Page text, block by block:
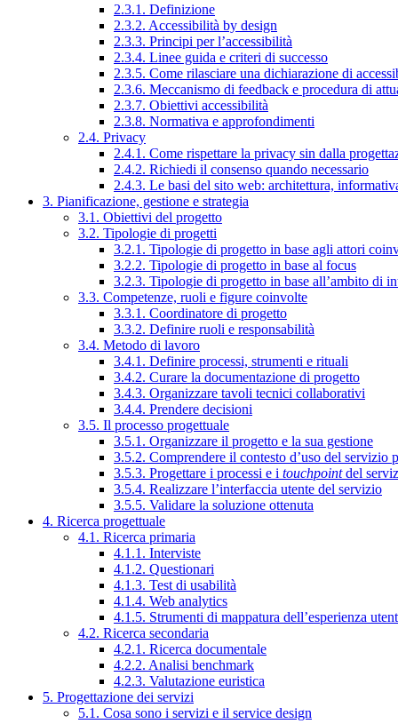
2.3.1. Definizione
2.3.2. Accessibilità by design
2.3.3. Principi per l’accessibilità
2.3.4. Linee guida e criteri di successo
2.3.5. Come rilasciare una dichiarazione di
2.3.6. Meccanismo di feedback e procedura di
2.3.7. Obiettivi accessibilità
2.3.8. Normativa e approfondimenti
2.4. Privacy
2.4.1. Come rispettare la privacy sin dalla
2.4.2. Richiedi il consenso quando necessario
2.4.3. Le basi del sito web: architettura,
3. Pianificazione, gestione e strategia
3.1. Obiettivi del progetto
3.2. Tipologie di progetti
3.2.1. Tipologie di progetto in base agli attori
3.2.2. Tipologie di progetto in base al focus
3.2.3. Tipologie di progetto in base all’ambito di
3.3. Competenze, ruoli e figure coinvolte
3.3.1. Coordinatore di progetto
3.3.2. Definire ruoli e responsabilità
3.4. Metodo di lavoro
3.4.1. Definire processi, strumenti e rituali
3.4.2. Curare la documentazione di progetto
3.4.3. Organizzare tavoli tecnici collaborativi
3.4.4. Prendere decisioni
3.5. Il processo progettuale
3.5.1. Organizzare il progetto e la sua gestione
3.5.2. Comprendere il contesto d’uso del servizio
3.5.3. Progettare i processi e i touchpointdel
3.5.4. Realizzare l’interfaccia utente del servizio
3.5.5. Validare la soluzione ottenuta
4. Ricerca progettuale
4.1. Ricerca primaria
4.1.1. Interviste
4.1.2. Questionari
4.1.3. Test di usabilità
4.1.4. Web analytics
4.1.5. Strumenti di mappatura dell’esperienza
4.2. Ricerca secondaria
4.2.1. Ricerca documentale
4.2.2. Analisi benchmark
4.2.3. Valutazione euristica
5. Progettazione dei servizi
5.1. Cosa sono i servizi e il service design